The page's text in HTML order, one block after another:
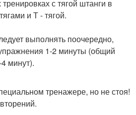
с тягой штанги в
и Т - тягой.
выполнять поочередно,
1-2 минуты (общий
минут).
тренажере, но не стоя!